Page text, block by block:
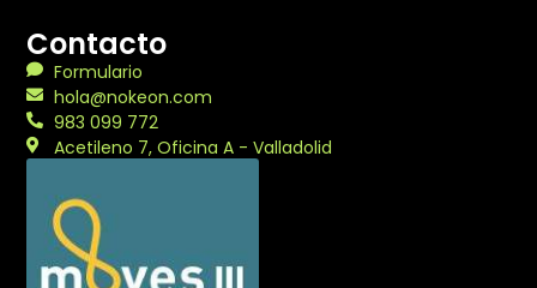
Contacto
Formulario
hola@nokeon.com
983 099 772
Acetileno 7, Oficina A - Valladolid